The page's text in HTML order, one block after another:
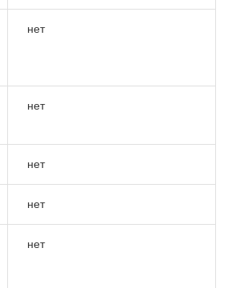
нет
нет
нет
нет
нет